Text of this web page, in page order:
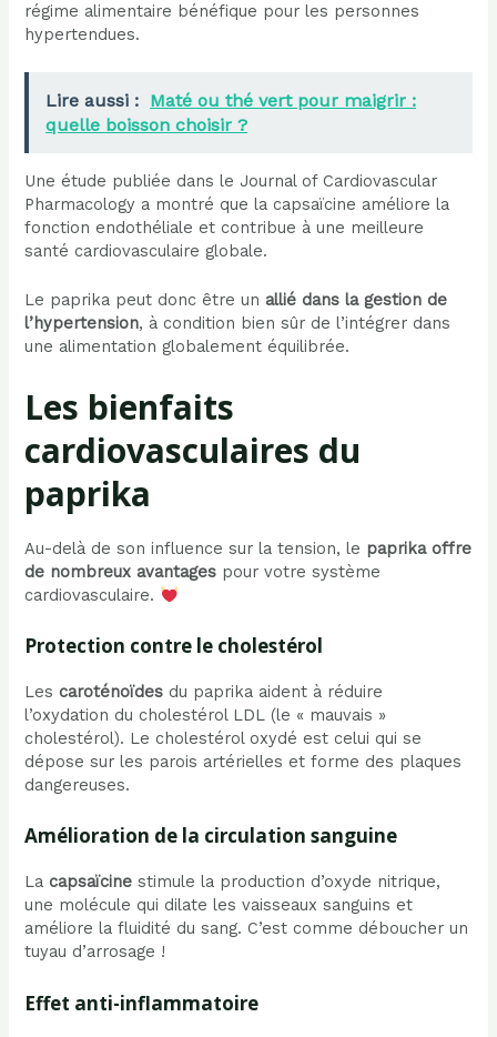
régime alimentaire bénéfique pour les personnes
hypertendues.
Lire aussi : Maté ou thé vert pour maigrir :
quelle boisson choisir ?
Une étude publiée dans le Journal of Cardiovascular
Pharmacology a montré que la capsaïcine améliore la
fonction endothéliale et contribue à une meilleure
santé cardiovasculaire globale.
Le paprika peut donc être un allié dans la gestion de
l’hypertension, à condition bien sûr de l’intégrer dans
une alimentation globalement équilibrée.
Les bienfaits
cardiovasculaires du
paprika
Au-delà de son influence sur la tension, le paprika offre
de nombreux avantages pour votre système
cardiovasculaire.
Protection contre le cholestérol
Lescaroténoïdes du paprika aident à réduire
l’oxydation du cholestérol LDL (le « mauvais »
cholestérol). Le cholestérol oxydé est celui qui se
dépose sur les parois artérielles et forme des plaques
dangereuses.
Amélioration de la circulation sanguine
Lacapsaïcine stimule la production d’oxyde nitrique,
une molécule qui dilate les vaisseaux sanguins et
améliore la fluidité du sang. C’est comme déboucher un
tuyau d’arrosage !
Effet anti-inflammatoire